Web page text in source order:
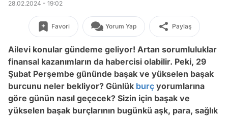
28.02.2024 - 19:02
Favori Yorum Yap Paylaş
Ailevi konular gündeme geliyor! Artan sorumluluklar
finansal kazanımların da habercisi olabilir. Peki, 29
Şubat Perşembe gününde başak ve yükselen başak
burcunu neler bekliyor? Günlük burç yorumlarına
göre günün nasıl geçecek? Sizin için başak ve
yükselen başak burçlarının bugünkü aşk, para, sağlık